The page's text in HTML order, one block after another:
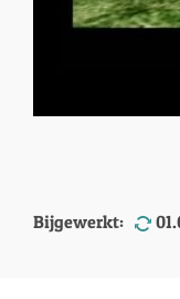
Bijgewerkt: